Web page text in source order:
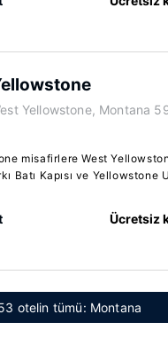
Yellowstone, Montana
misafirlere West
Batı Kapısı ve Yellowstone
Ücretsiz
otelin tümü: Montana